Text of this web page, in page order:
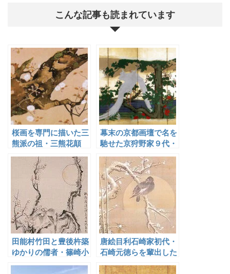
こんな記事も読まれています
桜画を専門に描いた三
熊派の祖・三熊花顛
幕末の京都画壇で名を
馳せた京狩野家９代・
田能村竹田と豊後杵築
ゆかりの儒者・篠崎小
唐絵目利石崎家初代・
石崎元徳らを輩出した